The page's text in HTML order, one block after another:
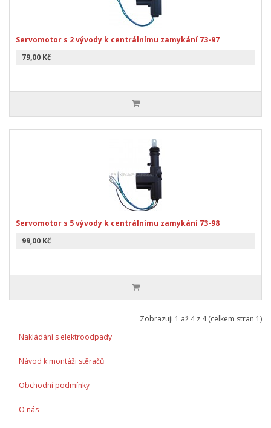
Servomotor s 2 vývody k centrálnímu zamykání 73-97
79,00 Kč
Servomotor s 5 vývody k centrálnímu zamykání 73-98
99,00 Kč
Zobrazuji 1 až 4 z 4 (celkem stran 1)
Nakládání s elektroodpady
Návod k montáži stěračů
Obchodní podmínky
O nás